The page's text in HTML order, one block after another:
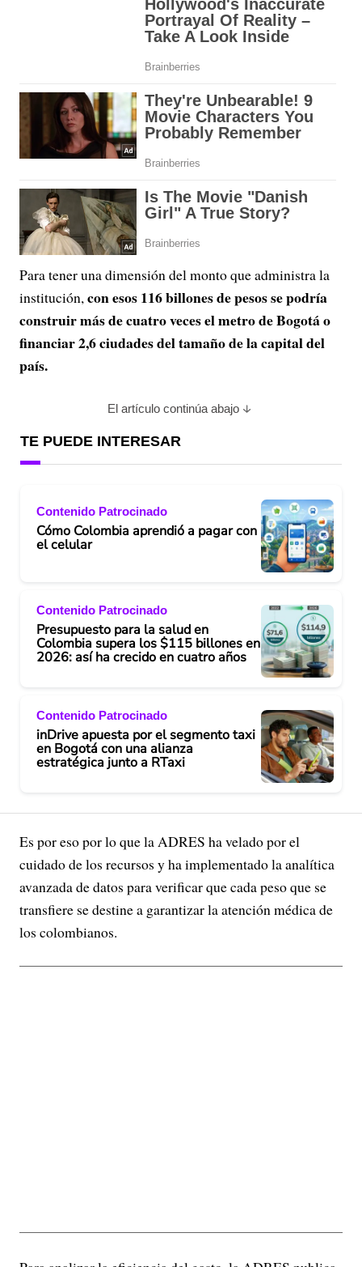
Para tener una dimensión del monto que administra la
institución,con esos 116 billones de pesos se podría
construir más de cuatro veces el metro de Bogotá o
financiar 2,6 ciudades del tamaño de la capital del
país.
El artículo continúa abajo
TE PUEDE INTERESAR
Contenido Patrocinado
Cómo Colombia aprendió a pagar con
el celular
Contenido Patrocinado
Presupuesto para la salud en
Colombia supera los $115 billones en
2026: así ha crecido en cuatro años
Contenido Patrocinado
inDrive apuesta por el segmento taxi
en Bogotá con una alianza
estratégica junto a RTaxi
Es por eso por lo que la ADRES ha velado por el
cuidado de los recursos y ha implementado la analítica
avanzada de datos para verificar que cada peso que se
transfiere se destine a garantizar la atención médica de
los colombianos.